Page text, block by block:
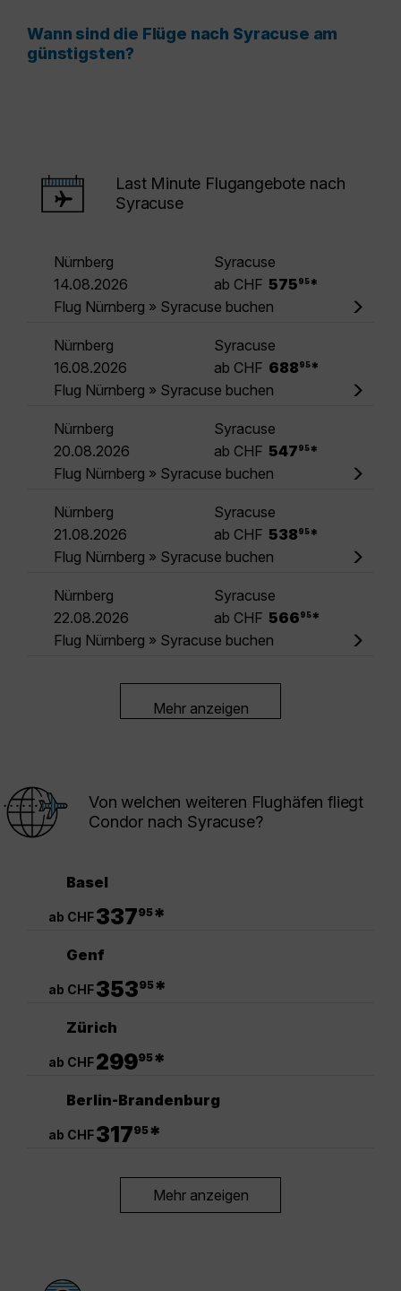
Wann sind die Flüge nach Syracuse am
günstigsten?
Last Minute Flugangebote nach
Syracuse
Nürnberg
Syracuse
14.08.2026
ab CHF 575 95 *
Flug Nürnberg » Syracuse buchen
Nürnberg
Syracuse
16.08.2026
ab CHF 688 95 *
Flug Nürnberg » Syracuse buchen
Nürnberg
Syracuse
20.08.2026
ab CHF 547 95 *
Flug Nürnberg » Syracuse buchen
Nürnberg
Syracuse
21.08.2026
ab CHF 538 95 *
Flug Nürnberg » Syracuse buchen
Nürnberg
Syracuse
22.08.2026
ab CHF 566 95 *
Flug Nürnberg » Syracuse buchen
Mehr anzeigen
Von welchen weiteren Flughäfen fliegt
Condor nach Syracuse?
Basel
ab CHF33795*
Genf
ab CHF35395*
Zürich
ab CHF29995*
Berlin-Brandenburg
ab CHF31795*
Mehr anzeigen